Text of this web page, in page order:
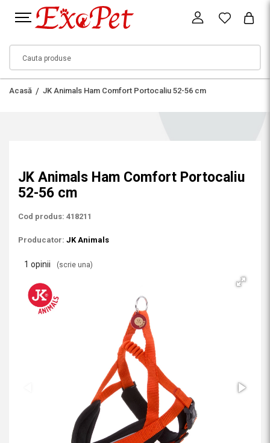
Acasă JK Animals Ham Comfort Portocaliu 52-56 cm
JK Animals Ham Comfort Portocaliu
52-56 cm
Cod produs: 418211
Producator: JK Animals
1 opinii (scrie una)